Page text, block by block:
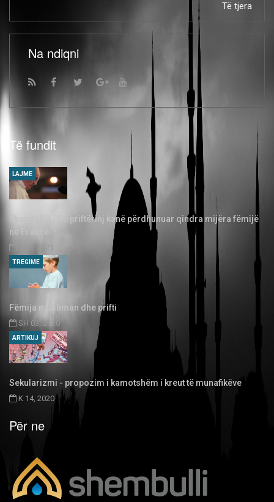
Të tjera
Na ndiqni
Të fundit
Skandal: 3.000 priftërinj kanë përdhunuar qindra mijëra fëmijë
në Francë
LAJME
Fëmija musliman dhe prifti
SH 03, 2020
TREGIME
Sekularizmi - propozim i kamotshëm i kreut të munafikëve
K 14, 2020
ARTIKUJ
Për ne